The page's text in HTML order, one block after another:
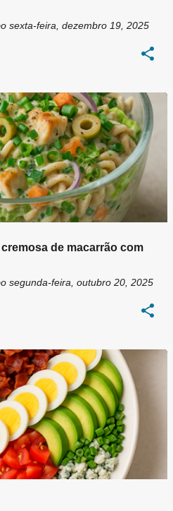
sexta-feira, dezembro 19, 2025
de macarrão com
segunda-feira, outubro 20, 2025